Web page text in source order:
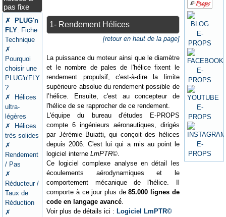
pas fixe
✗ PLUG'n
FLY: Fiche
Technique
✗
Pourquoi
choisir une
PLUG'n'FLY
?
✗ Hélices
ultra-
légères
✗ Hélices
très solides
✗
Rendement
/ Pas
✗
Réducteur /
Taux de
Réduction
✗
1- Rendement Hélices
[retour en haut de la page]
La puissance du moteur ainsi que le diamètre
et le nombre de pales de l'hélice fixent le
rendement propulsif, c'est-à-dire la limite
supérieure absolue du rendement possible de
l’hélice. Ensuite, c'est au concepteur de
l'hélice de se rapprocher de ce rendement.
L'équipe du bureau d'études E-PROPS
compte 6 ingénieurs aéronautiques, dirigés
par Jérémie Buiatti, qui conçoit des hélices
depuis 2006. C'est lui qui a mis au point le
logiciel interneLmPTR©.
Ce logiciel complexe analyse en détail les
écoulements aérodynamiques et le
comportement mécanique de l'hélice. Il
comporte à ce jour plus de85.000 lignes de
code en langage avancé.
Voir plus de détails ici : Logiciel LmPTR©